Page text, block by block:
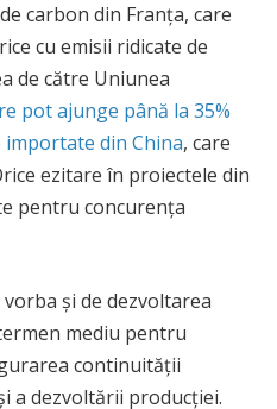
carbon din Franța, care
cu emisii ridicate de
de către Uniunea
pot ajunge până la 35%
din China, care
ezitare în proiectele din
pentru concurența
și de dezvoltarea
mediu pentru
continuității
a dezvoltării producției.